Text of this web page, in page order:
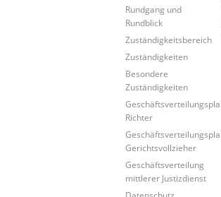
Rundgang und
Rundblick
Zuständigkeitsbereich
Zuständigkeiten
Besondere
Zuständigkeiten
Richter
Gerichtsvollzieher
Geschäftsverteilung
mittlerer Justizdienst